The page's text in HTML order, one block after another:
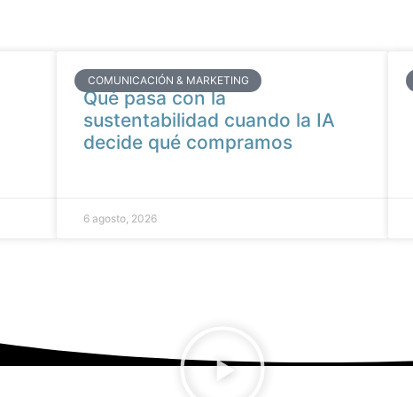
COMUNICACIÓN & MARKETING
Qué pasa con la
sustentabilidad cuando la IA
decide qué compramos
6 agosto, 2026